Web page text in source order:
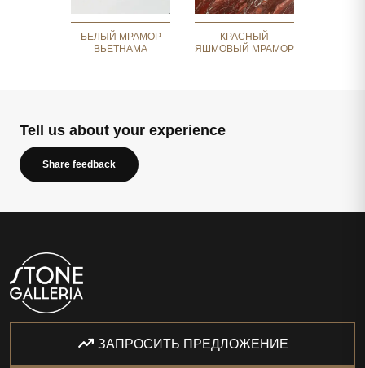
БЕЛЫЙ МРАМОР
ВЬЕТНАМА
КРАСНЫЙ
ЯШМОВЫЙ МРАМОР
Tell us about your experience
Share feedback
ЗАПРОСИТЬ ПРЕДЛОЖЕНИЕ